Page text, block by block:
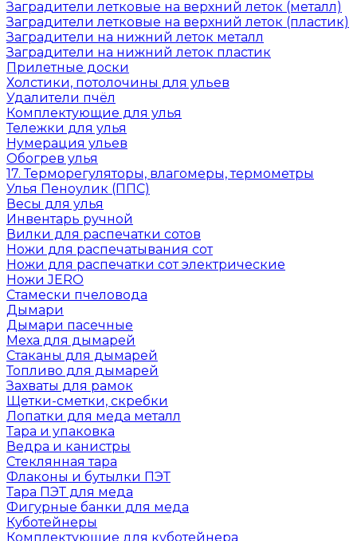
Заградители летковые на верхний леток (металл)
Заградители летковые на верхний леток (пластик)
Заградители на нижний леток металл
Заградители на нижний леток пластик
Прилетные доски
Холстики, потолочины для ульев
Удалители пчёл
Комплектующие для улья
Тележки для улья
Нумерация ульев
Обогрев улья
17. Терморегуляторы, влагомеры, термометры
Улья Пеноулик (ППС)
Весы для улья
Инвентарь ручной
Вилки для распечатки сотов
Ножи для распечатывания сот
Ножи для распечатки сот электрические
Ножи JERO
Стамески пчеловода
Дымари
Дымари пасечные
Меха для дымарей
Стаканы для дымарей
Топливо для дымарей
Захваты для рамок
Щетки-сметки, скребки
Лопатки для меда металл
Тара и упаковка
Ведра и канистры
Стеклянная тара
Флаконы и бутылки ПЭТ
Тара ПЭТ для меда
Фигурные банки для меда
Куботейнеры
Комплектующие для куботейнера